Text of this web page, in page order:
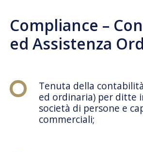
Compliance –
ed Assistenza
Tenuta della
ed ordinaria) per ditte
società di persone e
commerciali;